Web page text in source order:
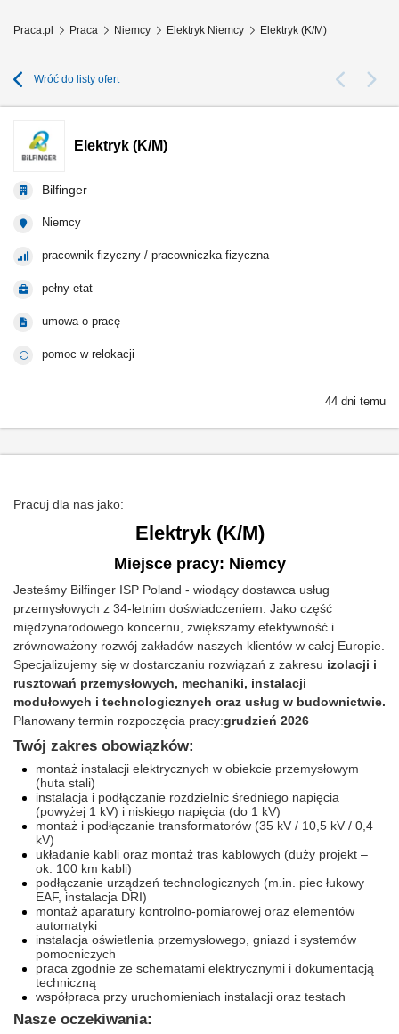
Praca.pl Praca Niemcy Elektryk Niemcy Elektryk (K/M)
Wróć do listy ofert
Elektryk (K/M)
Bilfinger
Niemcy
pracownik fizyczny / pracowniczka fizyczna
pełny etat
umowa o pracę
pomoc w relokacji
44 dni temu
Pracuj dla nas jako:
Elektryk (K/M)
Miejsce pracy: Niemcy
Jesteśmy Bilfinger ISP Poland - wiodący dostawca usług
przemysłowych z 34-letnim doświadczeniem. Jako część
międzynarodowego koncernu, zwiększamy efektywność i
zrównoważony rozwój zakładów naszych klientów w całej Europie.
Specjalizujemy się w dostarczaniu rozwiązań z zakresu izolacji i
rusztowań przemysłowych, mechaniki, instalacji
modułowych i technologicznych oraz usług w budownictwie.
Planowany termin rozpoczęcia pracy:grudzień 2026
Twój zakres obowiązków:
montaż instalacji elektrycznych w obiekcie przemysłowym
(huta stali)
instalacja i podłączanie rozdzielnic średniego napięcia
(powyżej 1 kV) i niskiego napięcia (do 1 kV)
montaż i podłączanie transformatorów (35 kV / 10,5 kV / 0,4
kV)
układanie kabli oraz montaż tras kablowych (duży projekt –
ok. 100 km kabli)
podłączanie urządzeń technologicznych (m.in. piec łukowy
EAF, instalacja DRI)
montaż aparatury kontrolno-pomiarowej oraz elementów
automatyki
instalacja oświetlenia przemysłowego, gniazd i systemów
pomocniczych
praca zgodnie ze schematami elektrycznymi i dokumentacją
techniczną
współpraca przy uruchomieniach instalacji oraz testach
Nasze oczekiwania: